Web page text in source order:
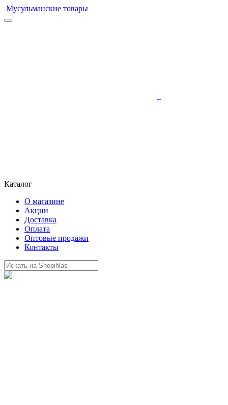
Мусульманские товары
Каталог
О магазине
Акции
Доставка
Оплата
Оптовые продажи
Контакты